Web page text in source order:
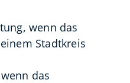
wenn das
Stadtkreis
das